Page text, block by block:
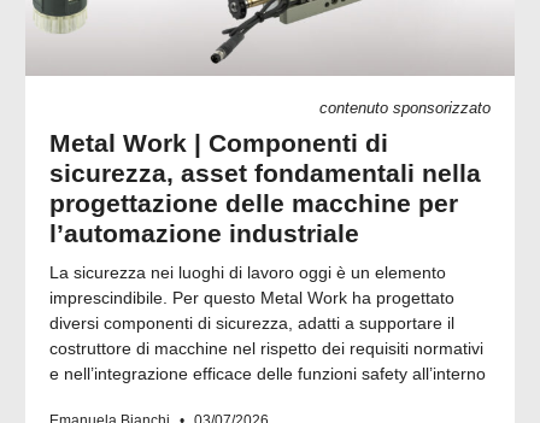
contenuto sponsorizzato
Metal Work | Componenti di
sicurezza, asset fondamentali nella
progettazione delle macchine per
l’automazione industriale
La sicurezza nei luoghi di lavoro oggi è un elemento
imprescindibile. Per questo Metal Work ha progettato
diversi componenti di sicurezza, adatti a supportare il
costruttore di macchine nel rispetto dei requisiti normativi
e nell’integrazione efficace delle funzioni safety all’interno